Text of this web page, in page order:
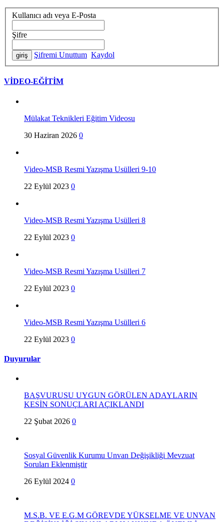
Kullanıcı adı veya E-Posta
Şifre
Şifremi Unuttum Kaydol
VİDEO-EĞİTİM
Mülakat Teknikleri Eğitim Videosu
30 Haziran 2026 0
Video-MSB Resmi Yazışma Usülleri 9-10
22 Eylül 2023 0
Video-MSB Resmi Yazışma Usülleri 8
22 Eylül 2023 0
Video-MSB Resmi Yazışma Usülleri 7
22 Eylül 2023 0
Video-MSB Resmi Yazışma Usülleri 6
22 Eylül 2023 0
Duyurular
BAŞVURUSU UYGUN GÖRÜLEN ADAYLARIN
KESİN SONUÇLARI AÇIKLANDI
22 Şubat 2026 0
Sosyal Güvenlik Kurumu Unvan Değişikliği Mevzuat
Soruları Eklenmiştir
26 Eylül 2024 0
M.S.B. VE E.G.M GÖREVDE YÜKSELME VE UNVAN